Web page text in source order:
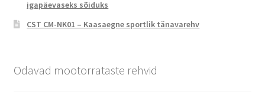
igapäevaseks sõiduks
CST CM-NK01 – Kaasaegne sportlik tänavarehv
Odavad mootorrataste rehvid